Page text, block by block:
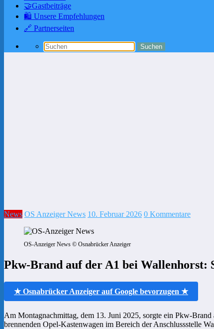
🤝Gastbeiträge
🛍️ Unsere Empfehlungen
🔗 Partnerseiten
News OS Anzeiger News 10. Februar 2026 0 Kommentare
OS-Anzeiger News © Osnabrücker Anzeiger
Pkw-Brand auf der A1 bei Wallenhorst:
★ Osnabrücker Anzeiger auf Google bevorzugen ★
Am Montagnachmittag, dem 13. Juni 2025, sorgte ein Pkw-
brennenden Opel-Kastenwagen im Bereich der Anschlussstelle